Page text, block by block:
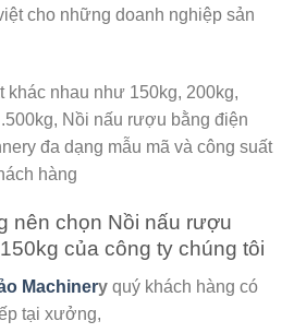
cho những doanh nghiệp sản
khác nhau như 150kg, 200kg,
Nồi nấu rượu bằng điện
đa dạng mẫu mã và công suất
hàng
nên chọn Nồi nấu rượu
của công ty chúng tôi
Machinery quý khách hàng có
tại xưởng,